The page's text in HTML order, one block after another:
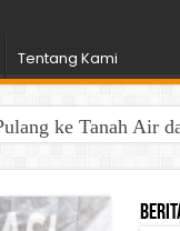
Tentang Kami
ke Tanah Air